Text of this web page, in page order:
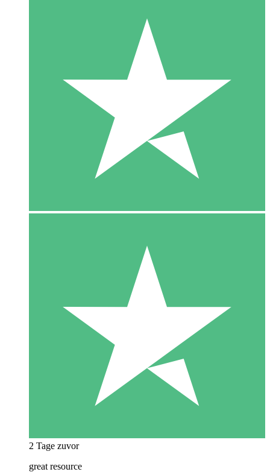
2 Tage zuvor
great resource